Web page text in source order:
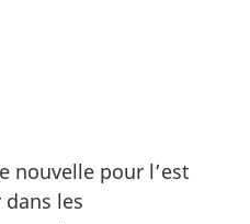
nouvelle pour l’est
les